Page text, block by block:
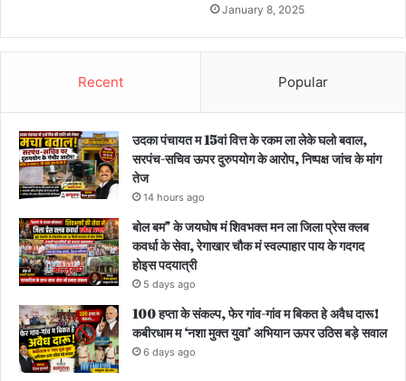
January 8, 2025
Recent Popular
उदका पंचायत म 15वां वित्त के रकम ला लेके घलो बवाल,
सरपंच-सचिव ऊपर दुरुपयोग के आरोप, निष्पक्ष जांच के मांग
तेज
14 hours ago
बोल बम” के जयघोष मं शिवभक्त मन ला जिला प्रेस क्लब
कवर्धा के सेवा, रेगाखार चौक मं स्वल्पाहार पाय के गदगद
होइस पदयात्री
5 days ago
100 हप्ता के संकल्प, फेर गांव-गांव म बिकत हे अवैध दारू!
कबीरधाम म ‘नशा मुक्त युवा’ अभियान ऊपर उठिस बड़े सवाल
6 days ago